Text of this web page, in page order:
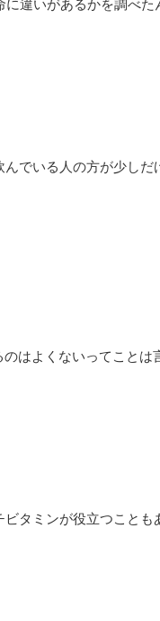
違いがあるかを調べた
でいる人の方が少しだ
はよくないってことは
タミンが役立つことも